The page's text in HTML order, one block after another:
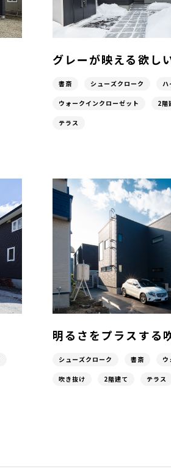
グレーが映える欲し
書斎 シューズクローク ハ
ウォークインクローゼット 2階
テラス
明るさをプラスする
シューズクローク 書斎
吹き抜け 2階建て テラス